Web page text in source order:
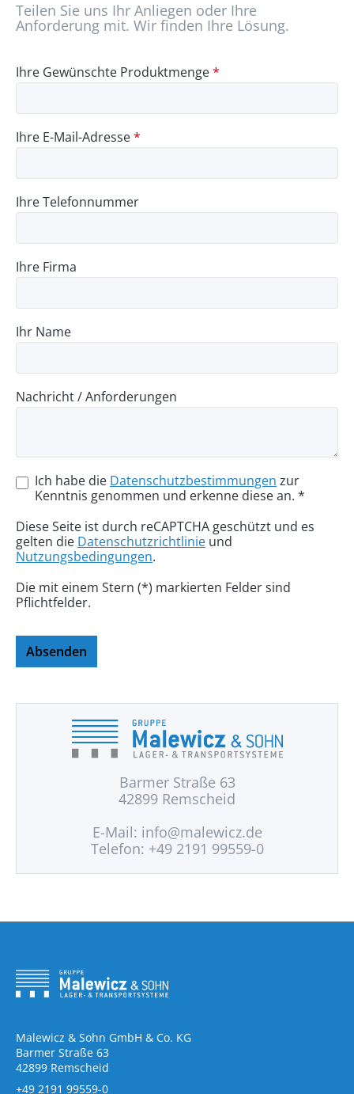
Teilen Sie uns Ihr Anliegen oder Ihre
Anforderung mit. Wir finden Ihre Lösung.
Ihre Gewünschte Produktmenge*
Ihre E-Mail-Adresse*
Ihre Telefonnummer
Ihre Firma
Ihr Name
Nachricht / Anforderungen
Ich habe die Datenschutzbestimmungen zur
Kenntnis genommen und erkenne diese an. *
Diese Seite ist durch reCAPTCHA geschützt und es
gelten die Datenschutzrichtlinie und
Nutzungsbedingungen.
Die mit einem Stern (*) markierten Felder sind
Pflichtfelder.
Absenden
Barmer Straße 63
42899 Remscheid
E-Mail: info@malewicz.de
Telefon: +49 2191 99559-0
Malewicz & Sohn GmbH & Co. KG
Barmer Straße 63
42899 Remscheid
+49 2191 99559-0